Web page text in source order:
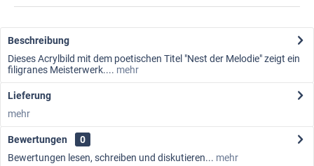
Beschreibung
Dieses Acrylbild mit dem poetischen Titel "Nest der Melodie" zeigt ein
filigranes Meisterwerk.... mehr
Lieferung
mehr
Bewertungen
0
Bewertungen lesen, schreiben und diskutieren... mehr